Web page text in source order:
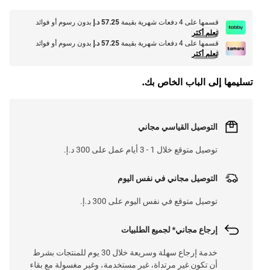
قسمها على 4 دفعات شهرية بقيمة 57.25 د.إ
بدون رسوم أو فوائد
تعلم أكثر
قسمها على 4 دفعات شهرية بقيمة
57.25 د.إ
بدون رسوم أو فوائد
تعلم أكثر
تسليمها إلى الباب الخاص بك.
التوصيل القياسي مجاني
توصيل متوقع خلال 1 - 3 أيام عمل على 300 د.إ.
التوصيل مجاني في نفس اليوم
توصيل متوقع في نفس اليوم على 300 د.إ.
إرجاع مجاني* لجميع الطلبيات
خدمة إرجاع سهلة وسريعة خلال 30 يوم للمنتجات بشرط
أن تكون غير مرتداة، غير مستخدمة، وغير مغسولة مع بقاء